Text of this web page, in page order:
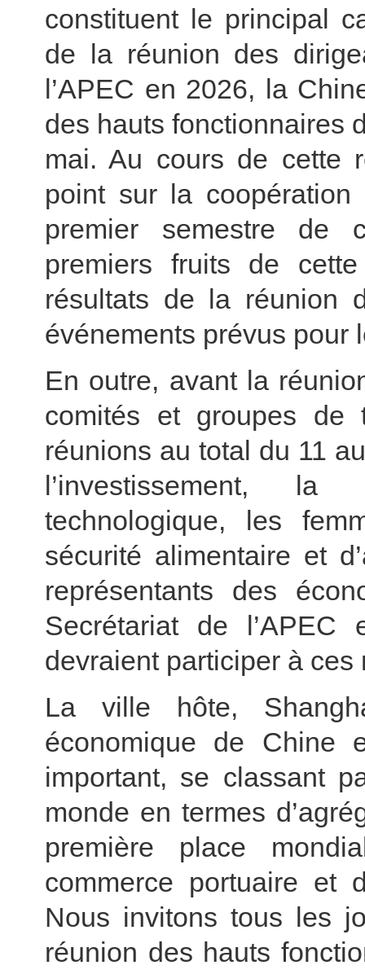
constituent le principal
de la réunion des
l’APEC en 2026, la
des hauts fonctionnaires
mai. Au cours de cette
point sur la
premier semestre de
premiers fruits de
résultats de la réunion
événements prévus pour
En outre, avant la
comités et groupes
réunions au total du 11
l’investissement, la
technologique, les
sécurité alimentaire et
représentants des
Secrétariat de l’APEC
devraient participer à ces
La ville hôte,
économique de Chine
important, se classant
monde en termes
première place
commerce portuaire et
Nous invitons tous les
réunion des hauts